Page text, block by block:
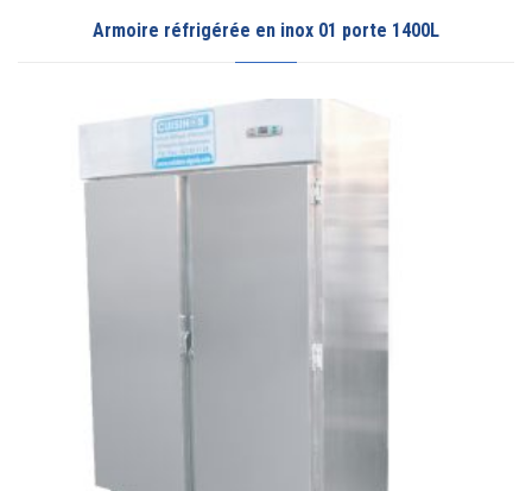
Armoire réfrigérée en inox 01 porte 1400L